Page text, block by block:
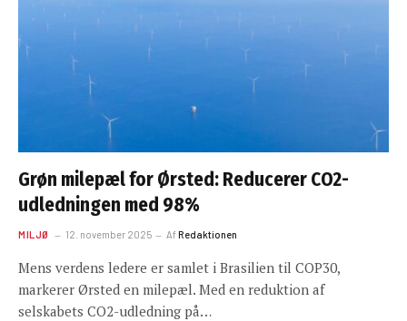
Grøn milepæl for Ørsted: Reducerer CO2-
udledningen med 98%
MILJØ 12. november 2025 AfRedaktionen
Mens verdens ledere er samlet i Brasilien til COP30,
markerer Ørsted en milepæl. Med en reduktion af
selskabets CO2-udledning på…